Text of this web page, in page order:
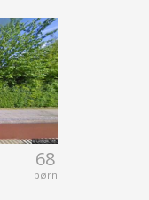
68
børn